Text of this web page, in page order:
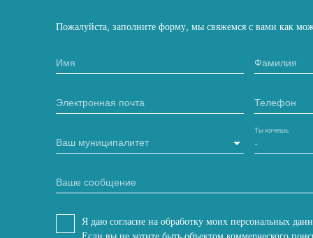
Пожалуйста, заполните форму, мы свяжемся с вами как
Имя Фамилия
Электронная почта Телефон
Ваш муниципалитет -
Ты хочешь
Ваше сообщение
Я даю согласие на обработку моих персональных